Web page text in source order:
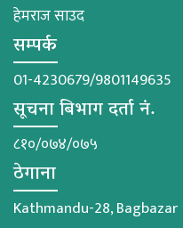
हेमराज साउद
सम्पर्क
01-4230679/9801149635
सूचना बिभाग दर्ता नं.
८१०/०७४/०७५
ठेगाना
Kathmandu-28, Bagbazar